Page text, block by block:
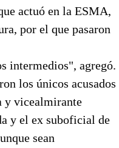
actuó en la ESMA,
por el que pasaron
intermedios", agregó.
los únicos acusados
y vicealmirante
y el ex suboficial de
sean